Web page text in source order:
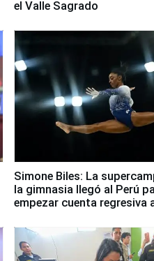
el Valle Sagrado
Simone Biles: La
la gimnasia llegó al Perú
empezar cuenta regresiva